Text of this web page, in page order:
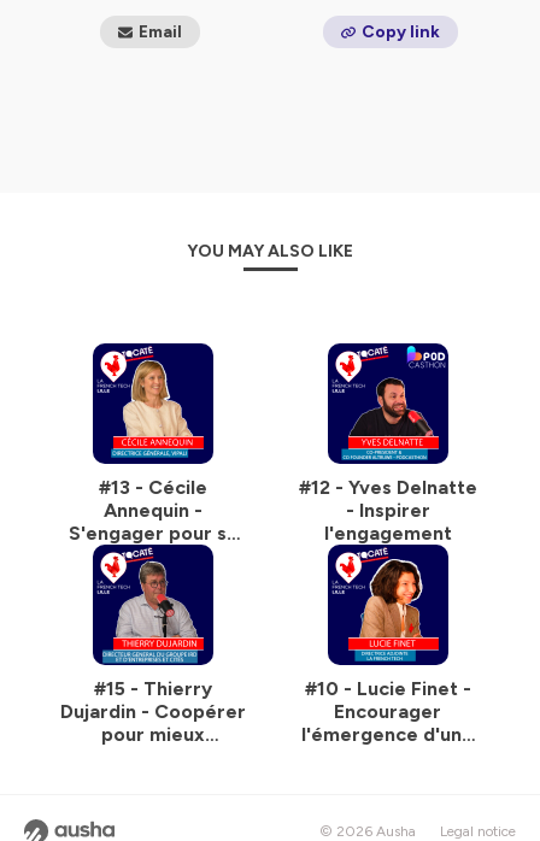
Email Copy link
YOU MAY ALSO LIKE
#13 - Cécile
Annequin -
S'engager pour sa
santé
#12 - Yves Delnatte
- Inspirer
l'engagement
#15 - Thierry
Dujardin - Coopérer
pour mieux
#10 - Lucie Finet -
Encourager
l'émergence d'une
© 2026 Ausha Legal notice